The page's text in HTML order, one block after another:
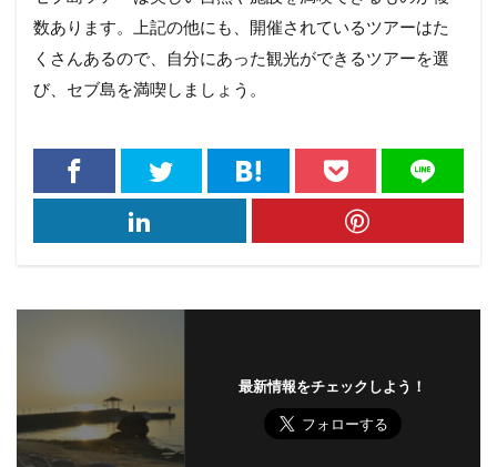
数あります。上記の他にも、開催されているツアーはた
くさんあるので、自分にあった観光ができるツアーを選
び、セブ島を満喫しましょう。
最新情報をチェックしよう！